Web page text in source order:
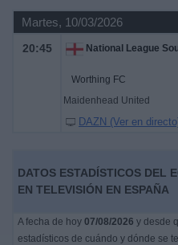
Martes, 10/03/2026
20:45 National League
Worthing FC
Maidenhead United
DAZN (Ver en
DATOS ESTADÍSTICOS DEL
EN TELEVISIÓN EN ESPAÑA
A fecha de hoy 07/08/2026 y desde
estadísticos de cuándo y dónde se